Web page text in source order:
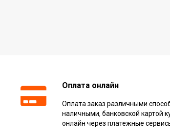
Оплата онлайн
Оплата заказ различными
наличными, банковской картой
онлайн через платежные